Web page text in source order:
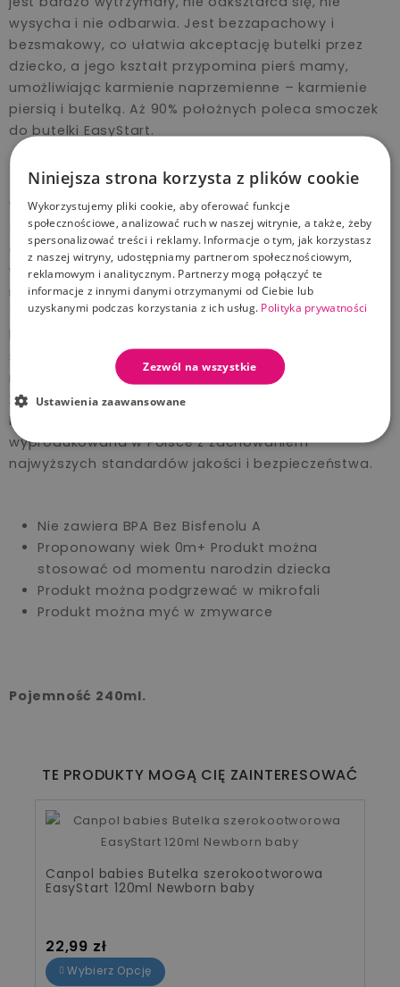
wysycha i nie odbarwia. Jest bezzapachowy i
bezsmakowy, co ułatwia akceptację butelki przez
dziecko, a jego kształt przypomina pierś mamy,
umożliwiając karmienie naprzemienne – karmienie
piersią i butelką. Aż 90% położnych poleca smoczek
do butelki EasyStart.
Wyprofilowany kształt butelki ułatwia prawidłowe
trzymanie butelki podczas karmienia. Canpol butelka
antykolkowa EasyStart 240ml GOLD została
wykonana z bezpiecznego i nowoczesnego
materiału. Jest lekka, trwała i całkowicie
transparentna. Czytelna i precyzyjna skala umożliwia
szerokiemu otworowi jest łatwa do czyszczenia i
napełniania. Canpol butelka antykolkowa EasyStart
240ml GOLD jest kompatybilna ze wszystkimi
laktatorami Canpol babies. Zaprojektowana i
wyprodukowana w Polsce z zachowaniem
najwyższych standardów jakości i bezpieczeństwa.
Nie zawiera BPA Bez Bisfenolu A
Proponowany wiek 0m+ Produkt można
stosować od momentu narodzin dziecka
Produkt można podgrzewać w mikrofali
Produkt można myć w zmywarce
Pojemność 240ml.
TE PRODUKTY MOGĄ CIĘ ZAINTERESOWAĆ
Canpol babies Butelka szerokootworowa
EasyStart 120ml Newborn baby
Cena
22,99 zł
Wybierz Opcję
Niniejsza strona korzysta z plików cookie
Wykorzystujemy pliki cookie, aby oferować funkcje
społecznościowe, analizować ruch w naszej witrynie, a także, żeby
spersonalizować treści i reklamy. Informacje o tym, jak korzystasz
z naszej witryny, udostępniamy partnerom społecznościowym,
reklamowym i analitycznym. Partnerzy mogą połączyć te
informacje z innymi danymi otrzymanymi od Ciebie lub
uzyskanymi podczas korzystania z ich usług. Polityka prywatności
Zezwól na wszystkie
Ustawienia zaawansowane